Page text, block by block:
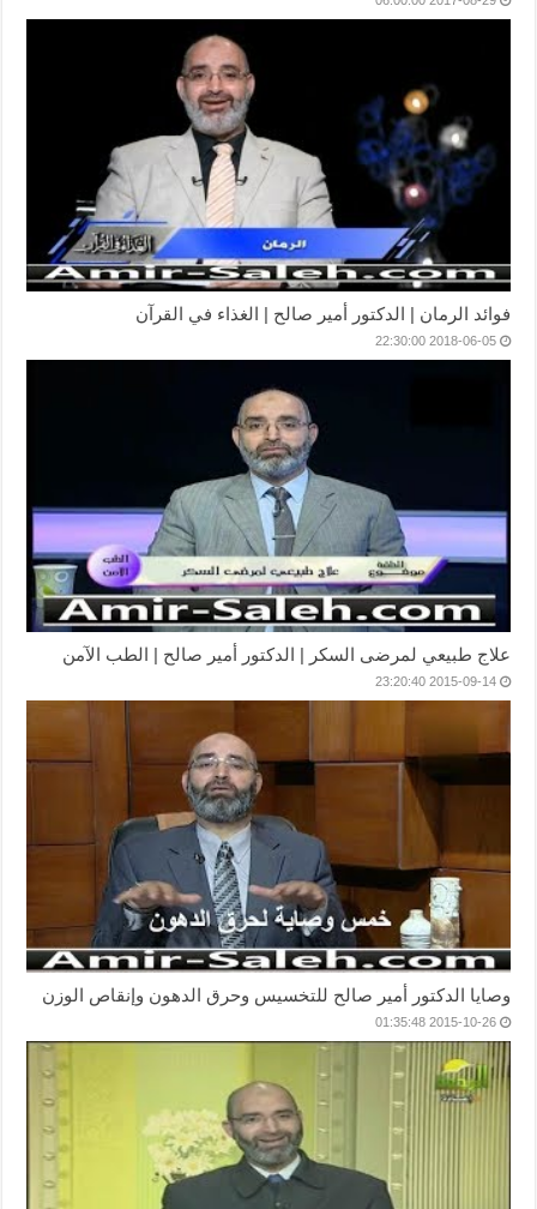
فوائد الرمان | الدكتور أمير صالح | الغذاء في القرآن
2018-06-05 22:30:00
علاج طبيعي لمرضى السكر | الدكتور أمير صالح | الطب الآمن
2015-09-14 23:20:40
وصايا الدكتور أمير صالح للتخسيس وحرق الدهون وإنقاص الوزن
2015-10-26 01:35:48